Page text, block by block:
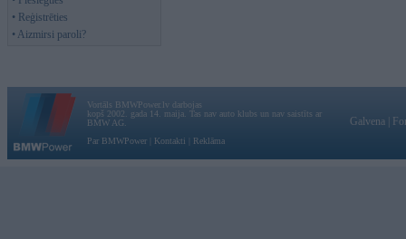
• Reģistrēties
• Aizmirsi paroli?
Vortāls BMWPower.lv darbojas
kopš 2002. gada 14. maija. Tas nav auto klubs un nav saistīts ar
BMW AG.
Par BMWPower
Kontakti Reklāma
Galvena